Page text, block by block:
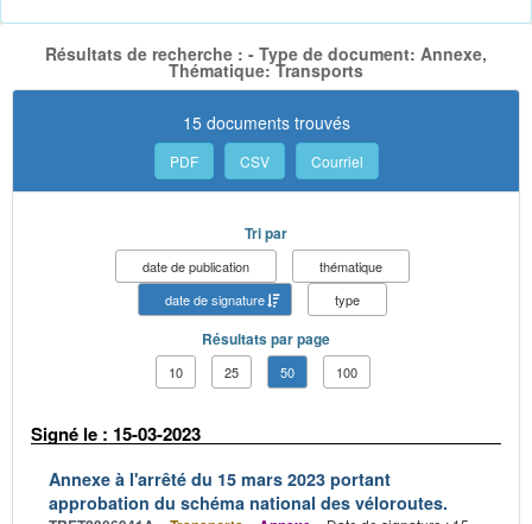
Résultats de recherche : - Type de document: Annexe,
Thématique: Transports
15 documents trouvés
PDF CSV Courriel
Tri par
date de publication
thématique
date de signature
type
Résultats par page
10 25 50 100
Signé le : 15-03-2023
Annexe à l'arrêté du 15 mars 2023 portant
approbation du schéma national des véloroutes.